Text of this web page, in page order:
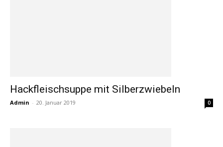
Hackfleischsuppe mit Silberzwiebeln
Admin - 20. Januar 2019 0